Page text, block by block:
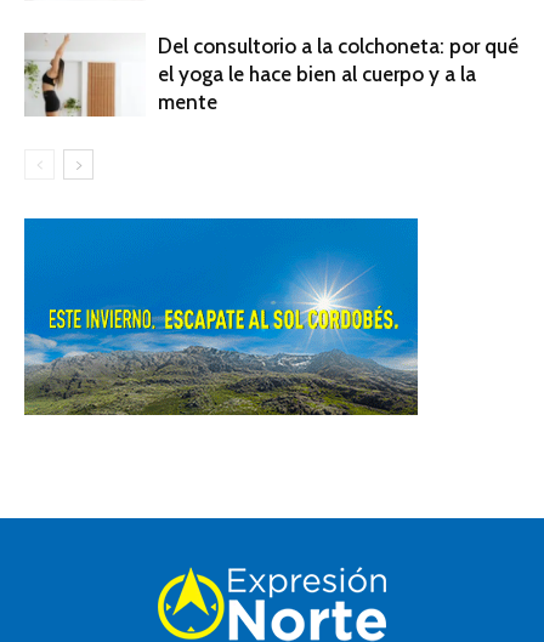
Del consultorio a la colchoneta: por qué
el yoga le hace bien al cuerpo y a la
mente